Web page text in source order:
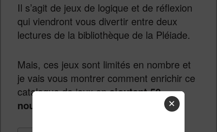
Il s’agit de jeux de logique et de réflexion
qui viendront vous divertir entre deux
lectures de la bibliothèque de la Pléiade.
Mais, ces jeux sont limités en nombre et
je vais vous montrer comment enrichir ce
catalogue de jeux enajoutant 50
nouveaux jeux sur votre liseuse. ✕